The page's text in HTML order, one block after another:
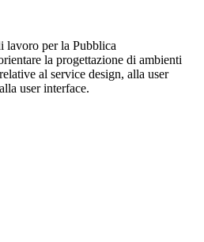
lavoro per la Pubblica
la progettazione di ambienti
al service design, alla user
user interface.